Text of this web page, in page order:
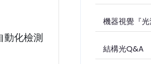
動化檢測
機器視覺『
結構光Q&A